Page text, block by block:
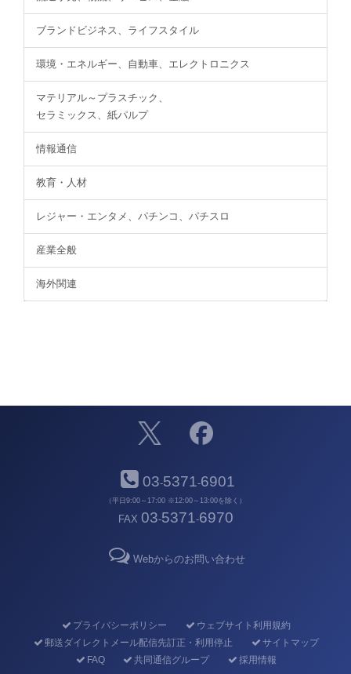
ブランドビジネス、ライフスタイル
環境・エネルギー、自動車、エレクトロニクス
マテリアル～プラスチック、
セラミックス、紙パルプ
情報通信
教育・人材
レジャー・エンタメ、パチンコ、パチスロ
産業全般
海外関連
03-5371-6901
（平日9:00～17:00 ※12:00～13:00を除く）
FAX 03-5371-6970
Webからのお問い合わせ
プライバシーポリシー
ウェブサイト利用規約
郵送ダイレクトメール配信先訂正・利用停止
サイトマップ
FAQ
共同通信グループ 採用情報